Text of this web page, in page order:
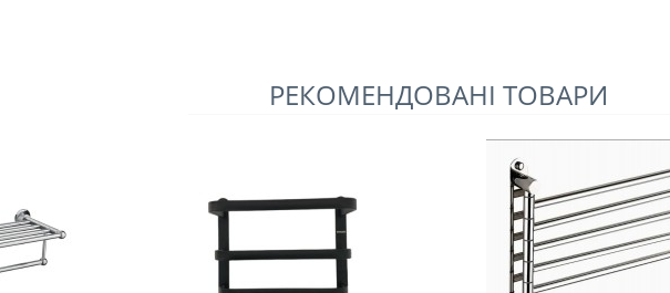
РЕКОМЕНДОВАНІ ТОВАРИ